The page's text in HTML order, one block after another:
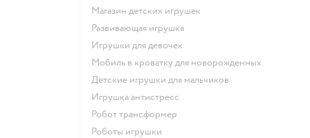
Магазин детских игрушек
Развивающая игрушка
Игрушки для девочек
Мобиль в кроватку для новорожденных
Детские игрушки для мальчиков
Игрушка антистресс
Робот трансформер
Роботы игрушки